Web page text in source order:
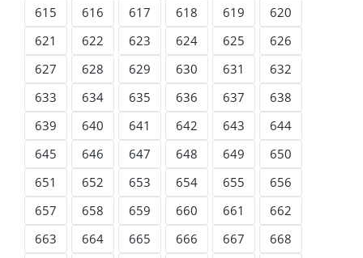
615
616 617 618 619
620
621
622 623 624 625
626
627
628 629 630 631
632
633
634 635 636 637
638
639
640 641 642 643
644
645
646 647 648 649
650
651
652 653 654 655
656
657
658 659 660 661
662
663
664 665 666 667
668